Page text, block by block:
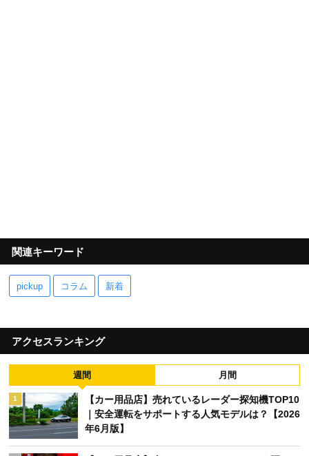
関連キーワード
pickup コラム 新着
アクセスランキング
週間 月間
1
【カー用品店】売れているレーダー探知機TOP10
｜安全運転をサポートする人気モデルは？【2026
年6月版】